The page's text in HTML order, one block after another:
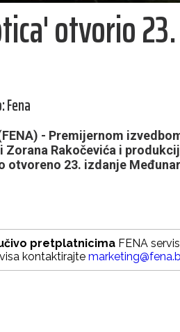
otvorio
Fena
- Premijernom
Zorana Rakočevića i
otvoreno 23. izdanje
pretplatnicima FENA
kontaktirajte